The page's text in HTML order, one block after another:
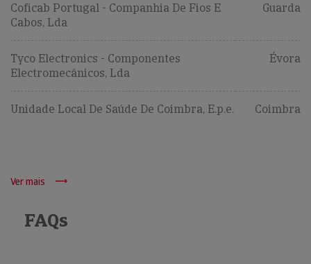
Coficab Portugal - Companhia De Fios E
Cabos, Lda
Guarda
Tyco Electronics - Componentes
Electromecânicos, Lda
Évora
Unidade Local De Saúde De Coimbra, E.p.e. Coimbra
Ver mais
FAQs